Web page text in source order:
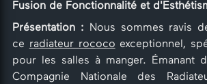
Fusion de Fonctionnalité et
Présentation : Nous sommes ravis
ce radiateur rococo exceptionnel,
pour les salles à manger. Émanant
Compagnie Nationale des